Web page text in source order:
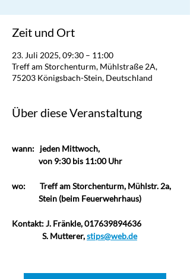
Zeit und Ort
23. Juli 2025, 09:30 – 11:00
Treff am Storchenturm, Mühlstraße 2A,
75203 Königsbach-Stein, Deutschland
Über diese Veranstaltung
wann:   jeden Mittwoch,
von 9:30 bis 11:00 Uhr
wo:
Treff am Storchenturm, Mühlstr. 2a,
Stein (beim Feuerwehrhaus)
Kontakt: J. Fränkle, 017639894636
S. Mutterer, stips@web.de